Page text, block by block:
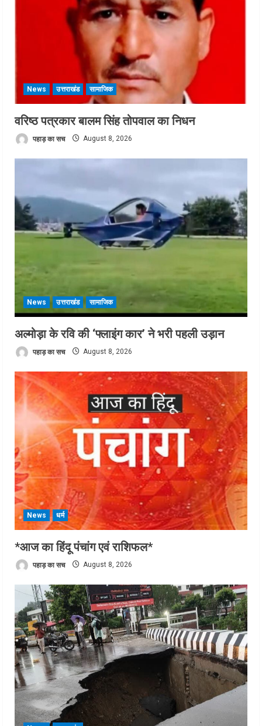
News उत्तराखंड सामाजिक
वरिष्ठ पत्रकार बालम सिंह तोपवाल का निधन
पहाड़ का सच August 8, 2026
News उत्तराखंड सामाजिक
अल्मोड़ा के रवि की ‘फ्लाइंग कार’ ने भरी पहली उड़ान
पहाड़ का सच August 8, 2026
News धर्म
*आज का हिंदू पंचांग एवं राशिफल*
पहाड़ का सच August 8, 2026